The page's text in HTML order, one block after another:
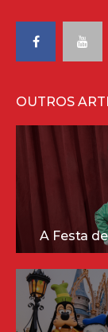
OUTROS